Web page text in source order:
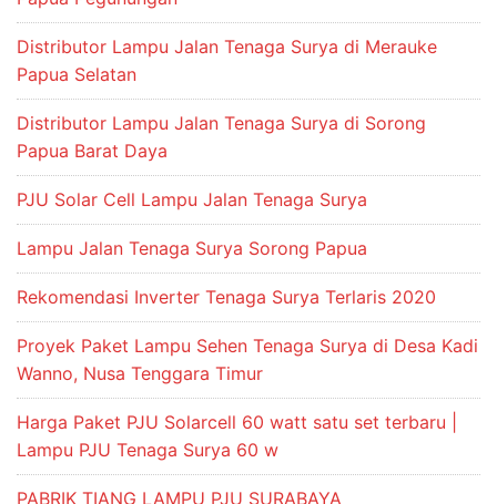
Distributor Lampu Jalan Tenaga Surya di Merauke
Papua Selatan
Distributor Lampu Jalan Tenaga Surya di Sorong
Papua Barat Daya
PJU Solar Cell Lampu Jalan Tenaga Surya
Lampu Jalan Tenaga Surya Sorong Papua
Rekomendasi Inverter Tenaga Surya Terlaris 2020
Proyek Paket Lampu Sehen Tenaga Surya di Desa Kadi
Wanno, Nusa Tenggara Timur
Harga Paket PJU Solarcell 60 watt satu set terbaru |
Lampu PJU Tenaga Surya 60 w
PABRIK TIANG LAMPU PJU SURABAYA